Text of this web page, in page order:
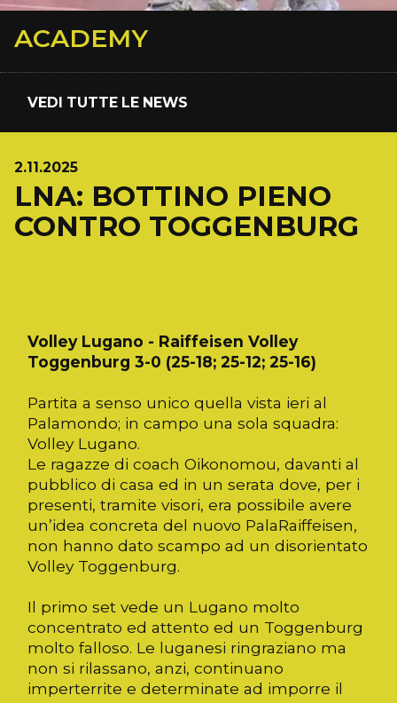
ACADEMY
VEDI TUTTE LE NEWS
2.11.2025
LNA: BOTTINO PIENO
CONTRO TOGGENBURG
Volley Lugano - Raiffeisen Volley
Toggenburg 3-0 (25-18; 25-12; 25-16)
Partita a senso unico quella vista ieri al
Palamondo; in campo una sola squadra:
Volley Lugano.
Le ragazze di coach Oikonomou, davanti al
pubblico di casa ed in un serata dove, per i
presenti, tramite visori, era possibile avere
un’idea concreta del nuovo PalaRaiffeisen,
non hanno dato scampo ad un disorientato
Volley Toggenburg.
Il primo set vede un Lugano molto
concentrato ed attento ed un Toggenburg
molto falloso. Le luganesi ringraziano ma
non si rilassano, anzi, continuano
imperterrite e determinate ad imporre il